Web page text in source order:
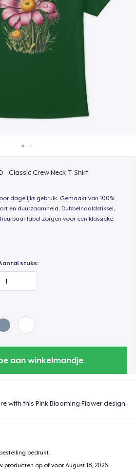
Verkoop overal
Verkoop alles
- Classic Crew Neck T-Shirt
dagelijks gebruik. Gemaakt van 100%
en duurzaamheid. Dubbelnaaldstiksel,
label zorgen voor een klassieke,
stuks:
aan winkelmandje
with this Pink Blooming Flower design.
bedrukt.
producten op of voorAugust 18, 2026